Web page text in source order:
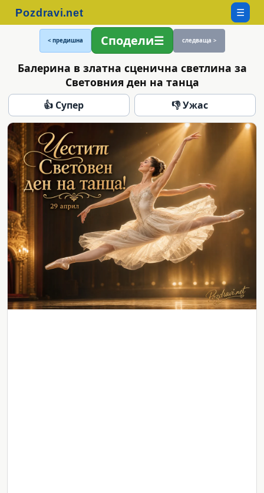
☰
< предишна Сподели следваща >
Балерина в златна сценична светлина за
Световния ден на танца
👍 Супер 👎 Ужас